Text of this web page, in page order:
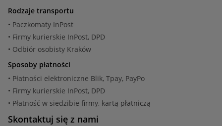
Rodzaje transportu
• Paczkomaty InPost
• Firmy kurierskie InPost, DPD
• Odbiór osobisty Kraków
Sposoby płatności
• Płatności elektroniczne Blik, Tpay, PayPo
• Firmy kurierskie InPost, DPD
• Płatność w siedzibie firmy, kartą płatniczą
Skontaktuj się z nami